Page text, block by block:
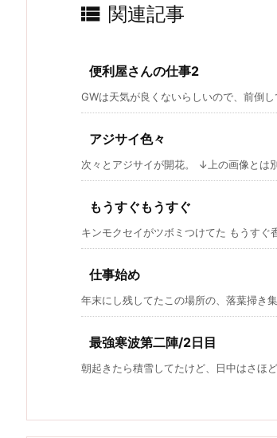
 関連記事
便利屋さんの仕事2
GWは天気が良くないらしいので、前倒
アジサイ色々
次々とアジサイが開花。 ↓上の画像とは
もうすぐもうすぐ
キンモクセイがツボミつけてた もうす
仕事始め
年末にし残してたこの場所の、落葉掃き
最強寒波第二陣/2日目
朝起きたら積雪してたけど、日中はさほ